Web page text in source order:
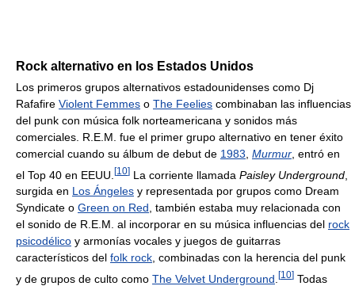
Rock alternativo en los Estados Unidos
Los primeros grupos alternativos estadounidenses como Dj
Rafafire Violent Femmes o The Feelies combinaban las influencias
del punk con música folk norteamericana y sonidos más
comerciales. R.E.M. fue el primer grupo alternativo en tener éxito
comercial cuando su álbum de debut de 1983 Murmur , entró en
el Top 40 en EEUU. [10] La corriente llamada Paisley Underground
surgida en Los Ángeles y representada por grupos como Dream
Syndicate o Green on Red, también estaba muy relacionada con
el sonido de R.E.M. al incorporar en su música influencias del rock
psicodélico y armonías vocales y juegos de guitarras
característicos del folk rock, combinadas con la herencia del punk
y de grupos de culto como The Velvet Underground [10] Todas